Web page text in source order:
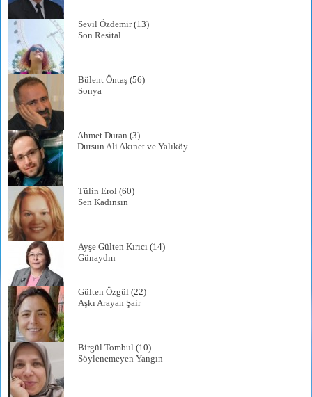
Sevil Özdemir(13)
Son Resital
Bülent Öntaş (56)
Sonya
Ahmet Duran (3)
Dursun Ali Akınet ve Yalıköy
Tülin Erol (60)
Sen Kadınsın
Ayşe Gülten Kırıcı (14)
Günaydın
Gülten Özgül (22)
Aşkı Arayan Şair
Birgül Tombul (10)
Söylenemeyen Yangın